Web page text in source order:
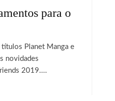
para o
títulos Planet Manga e
novidades
2019....